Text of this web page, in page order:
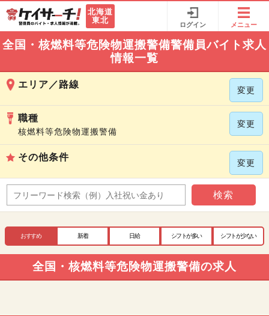
北海道
東北
ログイン メニュー
全国・核燃料等危険物運搬警備警備員バイト求人
情報一覧
エリア／路線
変更
職種
核燃料等危険物運搬警備
変更
その他条件
変更
検索
おすすめ 新着 日給 シフトが多い シフトが少ない
全国・核燃料等危険物運搬警備の求人